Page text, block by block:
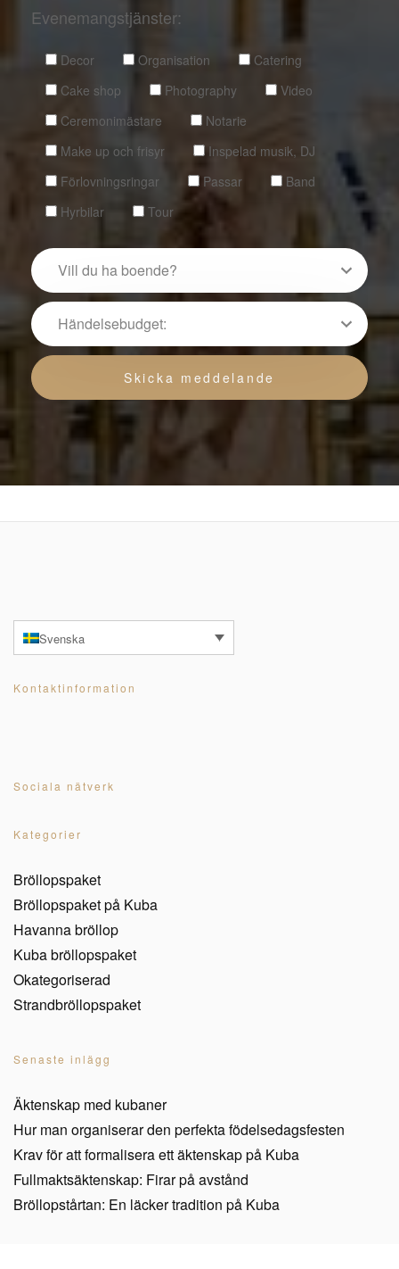
Evenemangstjänster:
Decor Organisation
Catering
Cake shop
Photography
Video
Ceremonimästare
Notarie
Make up och frisyr
Inspelad musik, DJ
Förlovningsringar
Passar
Band
Hyrbilar
Tour
Svenska
Kontaktinformation
Sociala nätverk
Kategorier
Bröllopspaket
Bröllopspaket på Kuba
Havanna bröllop
Kuba bröllopspaket
Okategoriserad
Strandbröllopspaket
Senaste inlägg
Äktenskap med kubaner
Hur man organiserar den perfekta födelsedagsfesten
Krav för att formalisera ett äktenskap på Kuba
Fullmaktsäktenskap: Firar på avstånd
Bröllopstårtan: En läcker tradition på Kuba